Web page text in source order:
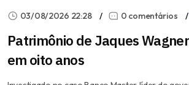
03/08/2026 22:28 0 comentários
Patrimônio de Jaques
em oito anos